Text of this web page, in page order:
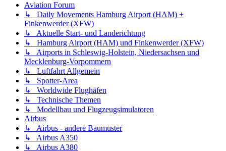
Aviation Forum
↳ Daily Movements Hamburg Airport (HAM) +
Finkenwerder (XFW)
↳ Aktuelle Start- und Landerichtung
↳ Hamburg Airport (HAM) und Finkenwerder (XFW)
↳ Airports in Schleswig-Holstein, Niedersachsen und
Mecklenburg-Vorpommern
↳ Luftfahrt Allgemein
↳ Spotter-Area
↳ Worldwide Flughäfen
↳ Technische Themen
↳ Modellbau und Flugzeugsimulatoren
Airbus
↳ Airbus - andere Baumuster
↳ Airbus A350
↳ Airbus A380